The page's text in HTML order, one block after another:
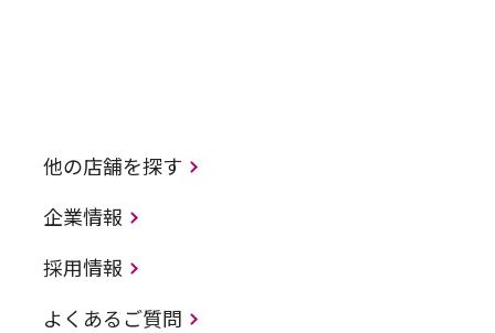
他の店舗を探す
企業情報
採用情報
よくあるご質問